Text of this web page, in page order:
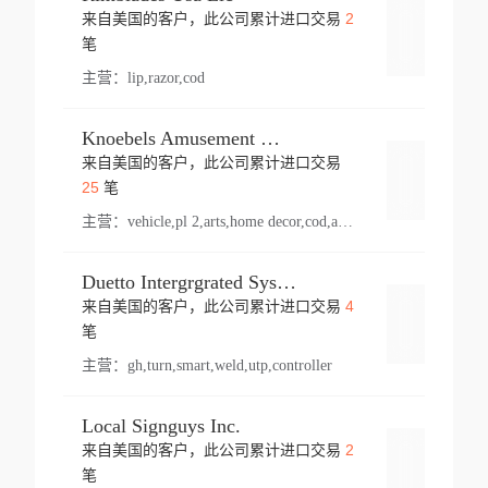
来自美国的客户，此公司累计进口交易 2
笔
主营： lip,razor,cod
Knoebels Amusement Resort
来自美国的客户，此公司累计进口交易
25笔
主营： vehicle,pl 2,arts,home decor,cod,amusement ride,sea
Duetto Intergrgrated Systems Inc.
来自美国的客户，此公司累计进口交易 4
笔
主营： gh,turn,smart,weld,utp,controller
Local Signguys Inc.
来自美国的客户，此公司累计进口交易 2
笔